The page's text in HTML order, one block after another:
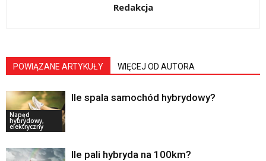
Redakcja
POWIĄZANE ARTYKUŁY WIĘCEJ OD AUTORA
Napęd
hybrydowy,
elektryczny
Ile spala samochód hybrydowy?
Ile pali hybryda na 100km?